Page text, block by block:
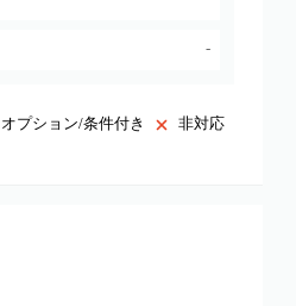
-
オプション/条件付き 非対応